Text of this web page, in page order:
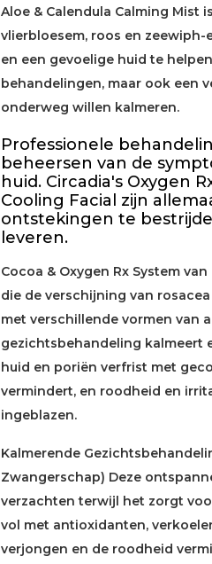
Aloe & Calendula Calming Mist
vlierbloesem, roos en
en een gevoelige huid te
behandelingen, maar ook een
onderweg willen kalmeren.
Professionele
beheersen van de
huid. Circadia's Oxygen
Cooling Facial zijn
ontstekingen te
leveren.
Cocoa & Oxygen Rx System
die de verschijning van
met verschillende vormen van
gezichtsbehandeling kalmeert
huid en poriën verfrist met
vermindert, en roodheid en
ingeblazen.
Kalmerende
Zwangerschap) Deze
verzachten terwijl het zorgt
vol met antioxidanten,
verjongen en de roodheid